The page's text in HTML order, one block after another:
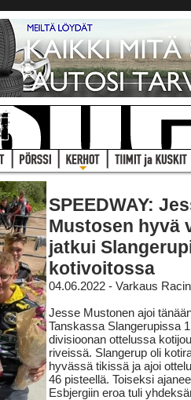
SPEEDWAY:
Mustosen hyvä
jatkui
kotivoitossa
04.06.2022 - Varkaus
Jesse Mustonen ajoi
Tanskassa Slangerupissa
divisioonan ottelussa
riveissä. Slangerup oli
hyvässä tikissä ja ajoi
46 pisteellä. Toiseksi
Esbjergiin eroa tuli